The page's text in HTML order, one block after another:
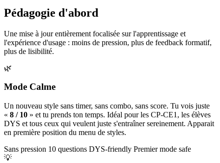
Pédagogie d'abord
Une mise à jour entièrement focalisée sur l'apprentissage et
l'expérience d'usage : moins de pression, plus de feedback formatif,
plus de lisibilité.
🌿
Mode Calme
Un nouveau style sans timer, sans combo, sans score. Tu vois juste
« 8 / 10 » et tu prends ton temps. Idéal pour les CP-CE1, les élèves
DYS et tous ceux qui veulent juste s'entraîner sereinement. Apparait
en première position du menu de styles.
Sans pression 10 questions DYS-friendly Premier mode safe
💡